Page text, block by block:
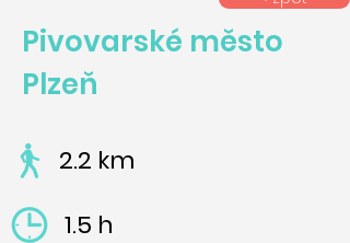
Pivovarské město
Plzeň
2.2 km
1.5 h